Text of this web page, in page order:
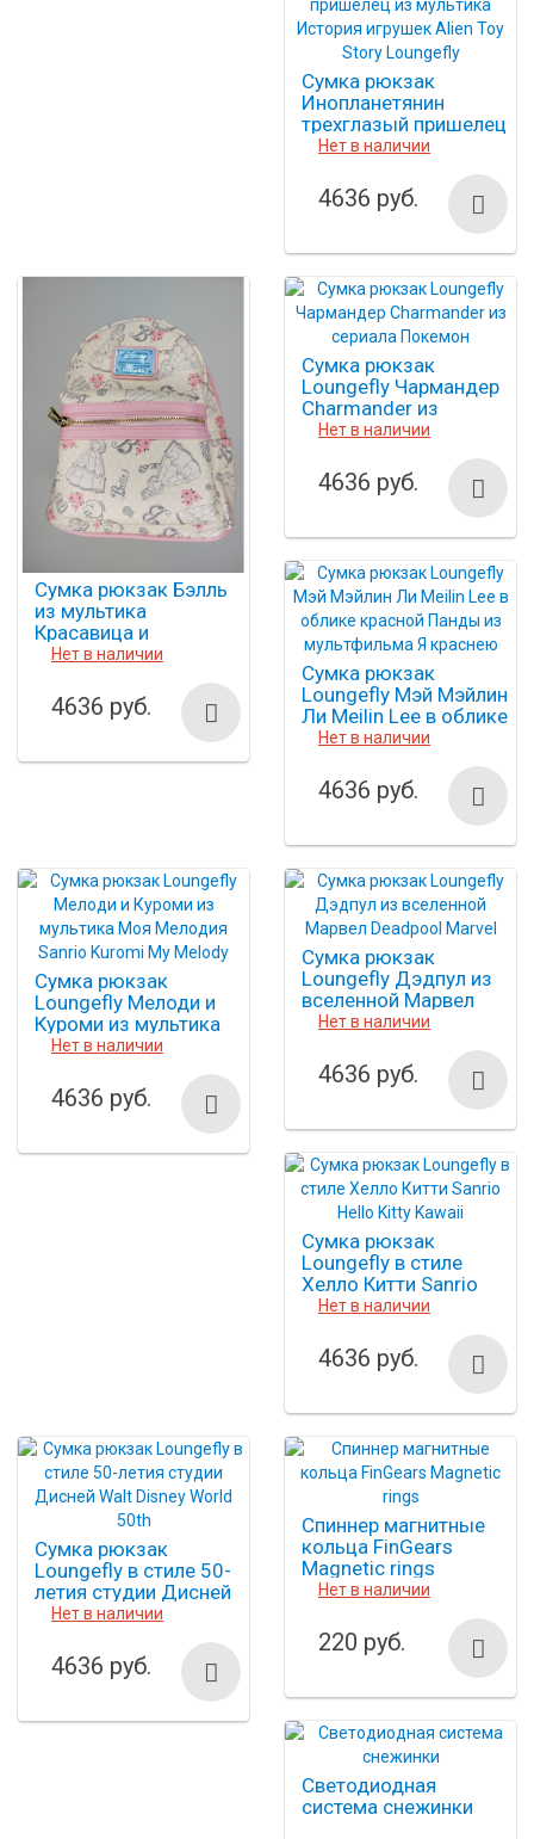
Сумка рюкзак
Инопланетянин
трехглазый пришелец
из мультика История
Story Loungefly
Нет в наличии
4636 руб.
Сумка рюкзак Бэлль
из мультика
Красавица и
Чудовище Beauty and
Нет в наличии
4636 руб.
Сумка рюкзак
Loungefly Чармандер
Charmander из
сериала Покемон
Нет в наличии
4636 руб.
Сумка рюкзак
Loungefly Мэй Мэйлин
Ли Meilin Lee в облике
красной Панды из
краснею
Нет в наличии
4636 руб.
Сумка рюкзак
Loungefly Мелоди и
Куроми из мультика
Моя Мелодия Sanrio
Нет в наличии
4636 руб.
Сумка рюкзак
Loungefly Дэдпул из
вселенной Марвел
Deadpool Marvel
Нет в наличии
4636 руб.
Сумка рюкзак
Loungefly в стиле
Хелло Китти Sanrio
Hello Kitty Kawaii
Нет в наличии
4636 руб.
Сумка рюкзак
Loungefly в стиле 50-
летия студии Дисней
Walt Disney World
Нет в наличии
4636 руб.
Спиннер магнитные
кольца FinGears
Magnetic rings
Нет в наличии
220 руб.
Светодиодная
система снежинки